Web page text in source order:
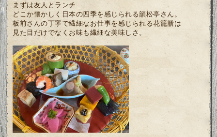
まずは友人とランチ
どこか懐かしく日本の四季を感じられる韻松亭さん。
板前さんの丁寧で繊細なお仕事を感じられる花籠膳は
見た目だけでなくお味も繊細な美味しさ。